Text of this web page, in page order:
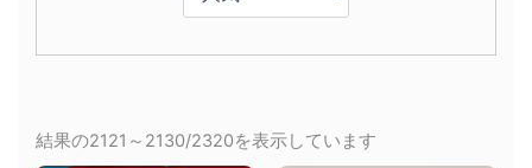
結果の2121～2130/2320を表示しています